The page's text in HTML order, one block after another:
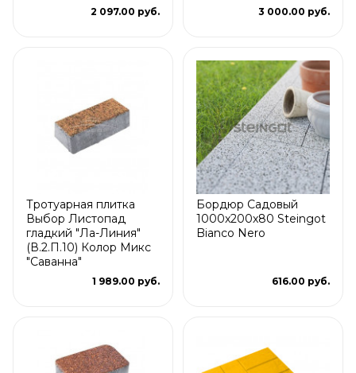
2 097.00 руб. 3 000.00 руб.
Тротуарная плитка
Выбор Листопад
гладкий "Ла-Линия"
(В.2.П.10) Колор Микс
"Саванна"
1 989.00 руб.
Бордюр Садовый
1000x200x80 Steingot
Bianco Nero
616.00 руб.